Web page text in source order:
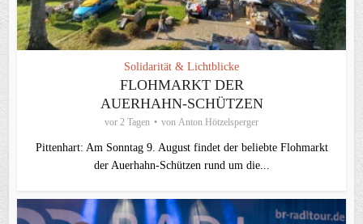
Solidarität & Lichtblicke
FLOHMARKT DER
AUERHAHN-SCHÜTZEN
vor 2 Tagen von Anton Hötzelsperger
Pittenhart: Am Sonntag 9. August findet der beliebte Flohmarkt
der Auerhahn-Schützen rund um die...